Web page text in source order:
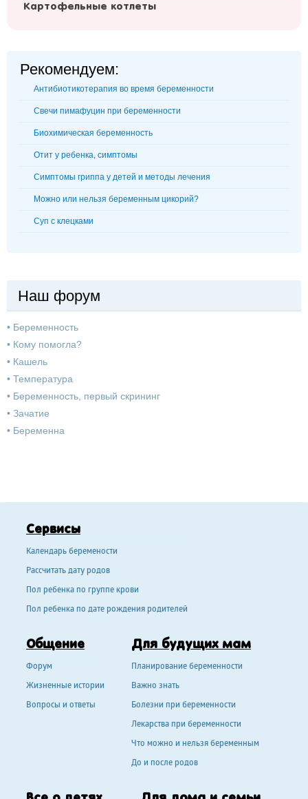
Картофельные котлеты
Рекомендуем:
Антибиотикотерапия во время беременности
Свечи пимафуцин при беременности
Биохимическая беременность
Отит у ребенка, симптомы
Симптомы гриппа у детей и методы лечения
Можно или нельзя беременным цикорий?
Суп с клецками
Наш форум
• Беременность
• Кому помогла?
• Кашель
• Температура
• Беременность, первый скрининг
• Зачатие
• Беременна
Сервисы
Календарь беремености
Рассчитать дату родов
Пол ребенка по группе крови
Пол ребенка по дате рождения родителей
Общение
Форум
Жизненные истории
Вопросы и ответы
Для будущих мам
Планирование беременности
Важно знать
Болезни при беременности
Лекарства при беременности
Что можно и нельзя беременным
До и после родов